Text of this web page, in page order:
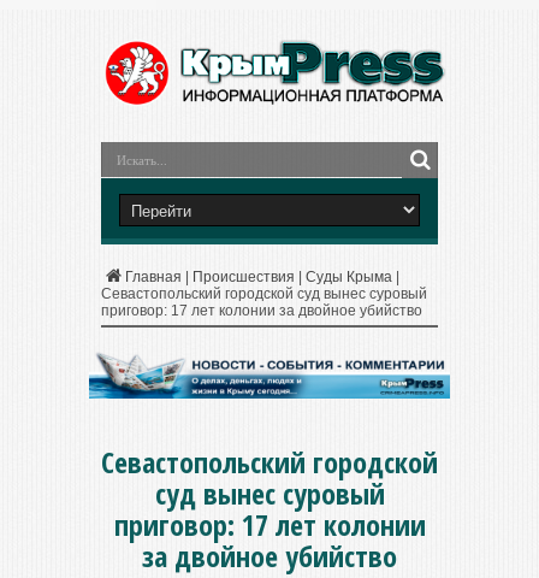
Главная Происшествия Суды Крыма
Севастопольский городской суд вынес суровый
приговор: 17 лет колонии за двойное убийство
Севастопольский городской
суд вынес суровый
приговор: 17 лет колонии
за двойное убийство